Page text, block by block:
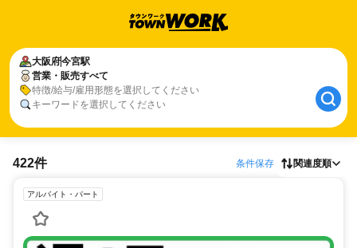
大阪府今宮駅
営業・販売すべて
特徴/給与/雇用形態を選択してください
キーワードを選択してください
422件 条件保存 関連度順
アルバイト・パート